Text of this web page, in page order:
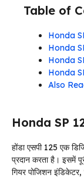
Table of
Honda
Honda
Honda
Honda
Also
Honda SP
होंडा एसपी 125 एक
प्रदान करता है। इसमें
गियर पोजिशन